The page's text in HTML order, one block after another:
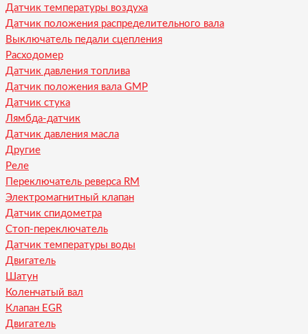
Датчик температуры воздуха
Датчик положения распределительного вала
Выключатель педали сцепления
Расходомер
Датчик давления топлива
Датчик положения вала GMP
Датчик стука
Лямбда-датчик
Датчик давления масла
Другие
Реле
Переключатель реверса RM
Электромагнитный клапан
Датчик спидометра
Стоп-переключатель
Датчик температуры воды
Двигатель
Шатун
Коленчатый вал
Клапан EGR
Двигатель